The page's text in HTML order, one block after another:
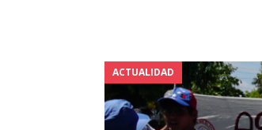
[ 28 julio, 2026 ]
ACTUALIDAD
[ 24 julio, 2026 ]
ACTUALIDAD